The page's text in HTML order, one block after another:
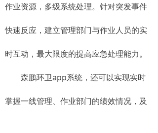
作业资源，多级系统处理。针对突发事件
快速反应，建立管理部门与作业人员的实
时互动，最大限度的提高应急处理能力。
森鹏环卫app系统，还可以实现实时
掌握一线管理、作业部门的绩效情况，及